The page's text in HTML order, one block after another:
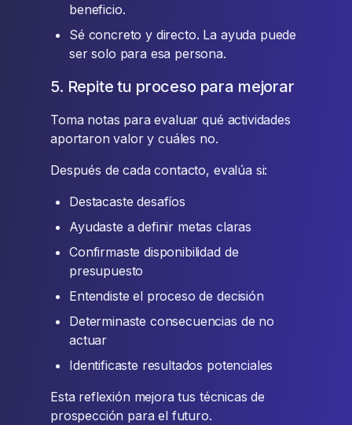
beneficio.
Sé concreto y directo. La ayuda puede
ser solo para esa persona.
5. Repite tu proceso para mejorar
Toma notas para evaluar qué actividades
aportaron valor y cuáles no.
Después de cada contacto, evalúa si:
Destacaste desafíos
Ayudaste a definir metas claras
Confirmaste disponibilidad de
presupuesto
Entendiste el proceso de decisión
Determinaste consecuencias de no
actuar
Identificaste resultados potenciales
Esta reflexión mejora tus técnicas de
prospección para el futuro.